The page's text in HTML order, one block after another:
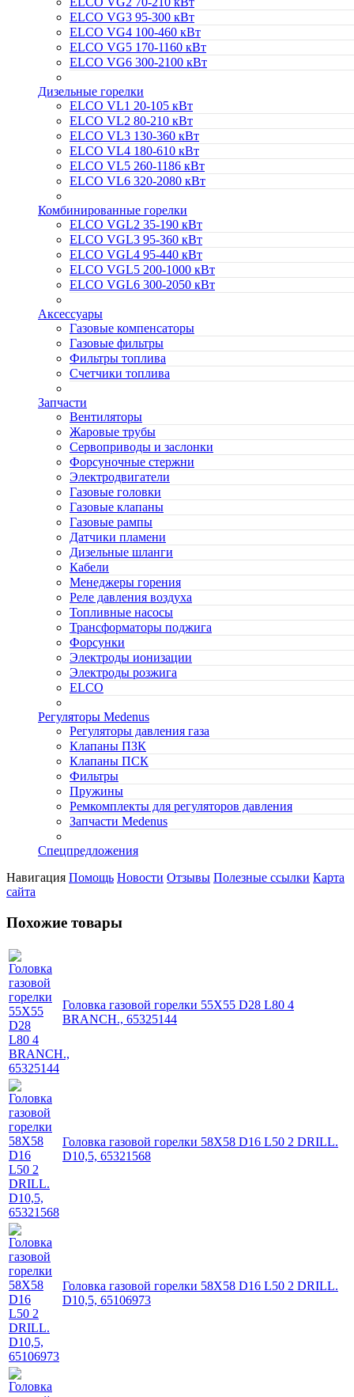
ELCO VG3 95-300 кВт
ELCO VG4 100-460 кВт
ELCO VG5 170-1160 кВт
ELCO VG6 300-2100 кВт
Дизельные горелки
ELCO VL1 20-105 кВт
ELCO VL2 80-210 кВт
ELCO VL3 130-360 кВт
ELCO VL4 180-610 кВт
ELCO VL5 260-1186 кВт
ELCO VL6 320-2080 кВт
Комбинированные горелки
ELCO VGL2 35-190 кВт
ELCO VGL3 95-360 кВт
ELCO VGL4 95-440 кВт
ELCO VGL5 200-1000 кВт
ELCO VGL6 300-2050 кВт
Аксессуары
Газовые компенсаторы
Газовые фильтры
Фильтры топлива
Счетчики топлива
Запчасти
Вентиляторы
Жаровые трубы
Сервоприводы и заслонки
Форсуночные стержни
Электродвигатели
Газовые головки
Газовые клапаны
Газовые рампы
Датчики пламени
Дизельные шланги
Кабели
Менеджеры горения
Реле давления воздуха
Топливные насосы
Трансформаторы поджига
Форсунки
Электроды ионизации
Электроды розжига
ELCO
Регуляторы Medenus
Регуляторы давления газа
Клапаны ПЗК
Клапаны ПСК
Фильтры
Пружины
Ремкомплекты для регуляторов давления
Запчасти Medenus
Спецпредложения
Навигация Помощь Новости Отзывы Полезные ссылки Карта
сайта
Похожие товары
Головка газовой горелки 55X55 D28 L80 4
BRANCH., 65325144
Головка газовой горелки 58X58 D16 L50 2 DRILL.
D10,5, 65321568
Головка газовой горелки 58X58 D16 L50 2 DRILL.
D10,5, 65106973